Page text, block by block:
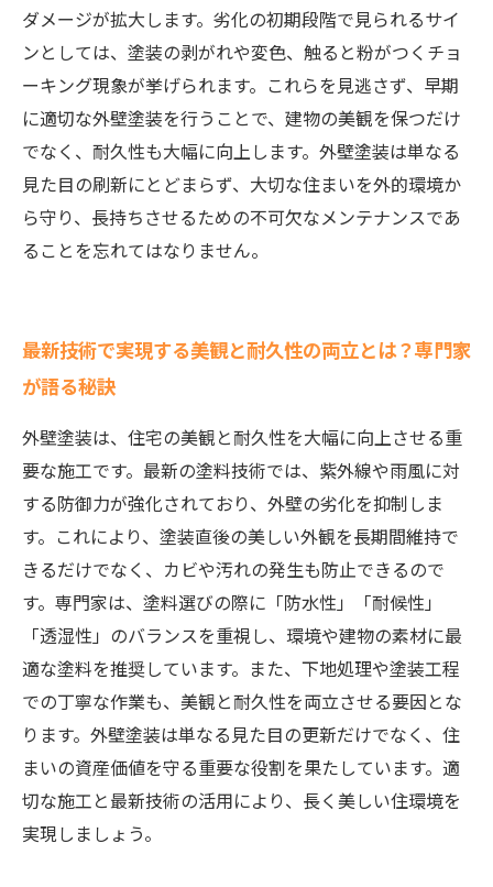
ダメージが拡大します。劣化の初期段階で見られるサイ
ンとしては、塗装の剥がれや変色、触ると粉がつくチョ
ーキング現象が挙げられます。これらを見逃さず、早期
に適切な外壁塗装を行うことで、建物の美観を保つだけ
でなく、耐久性も大幅に向上します。外壁塗装は単なる
見た目の刷新にとどまらず、大切な住まいを外的環境か
ら守り、長持ちさせるための不可欠なメンテナンスであ
ることを忘れてはなりません。
最新技術で実現する美観と耐久性の両立とは？専門家
が語る秘訣
外壁塗装は、住宅の美観と耐久性を大幅に向上させる重
要な施工です。最新の塗料技術では、紫外線や雨風に対
する防御力が強化されており、外壁の劣化を抑制しま
す。これにより、塗装直後の美しい外観を長期間維持で
きるだけでなく、カビや汚れの発生も防止できるので
す。専門家は、塗料選びの際に「防水性」「耐候性」
「透湿性」のバランスを重視し、環境や建物の素材に最
適な塗料を推奨しています。また、下地処理や塗装工程
での丁寧な作業も、美観と耐久性を両立させる要因とな
ります。外壁塗装は単なる見た目の更新だけでなく、住
まいの資産価値を守る重要な役割を果たしています。適
切な施工と最新技術の活用により、長く美しい住環境を
実現しましょう。